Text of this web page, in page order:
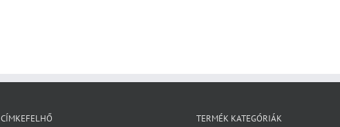
CÍMKEFELHŐ TERMÉK KATEGÓRIÁK